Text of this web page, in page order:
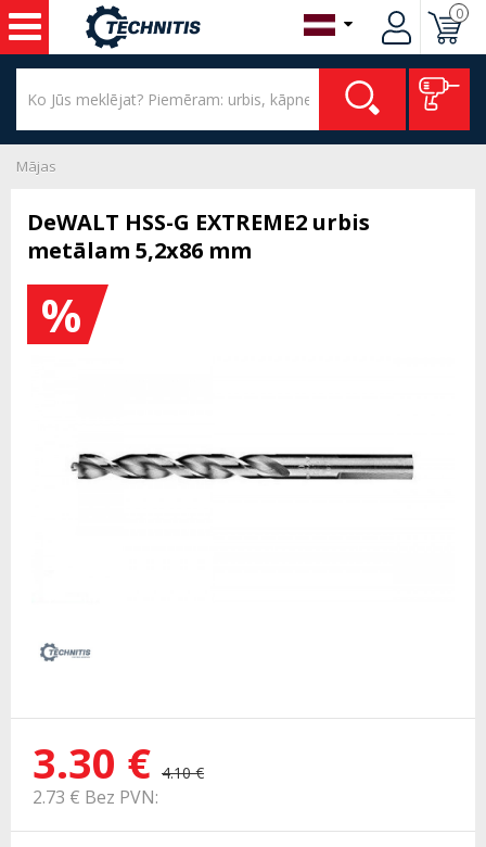
0
Mājas
DeWALT HSS-G EXTREME2 urbis
metālam 5,2x86 mm
%
3.30 € 4.10 €
2.73 € Bez PVN: